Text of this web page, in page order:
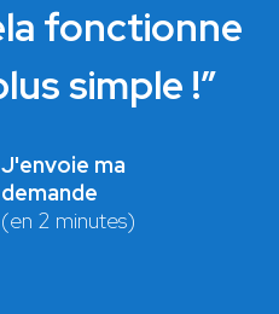
fonctionne
simple !”
J'envoie ma
demande
(en 2 minutes)